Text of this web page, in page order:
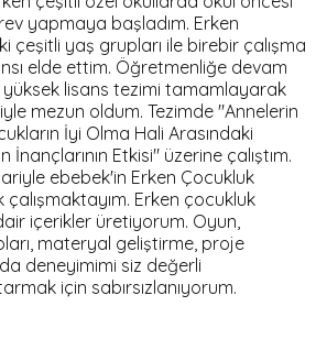
yapmaya başladım. Erken
çeşitli yaş grupları ile birebir çalışma
elde ettim. Öğretmenliğe devam
yüksek lisans tezimi tamamlayarak
mezun oldum. Tezimde "Annelerin
İyi Olma Hali Arasındaki
İnançlarının Etkisi" üzerine çalıştım.
ebebek'in Erken Çocukluk
çalışmaktayım. Erken çocukluk
içerikler üretiyorum. Oyun,
materyal geliştirme, proje
deneyimimi siz değerli
için sabırsızlanıyorum.